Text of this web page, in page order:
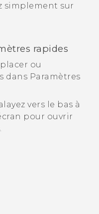
simplement sur
rapides
ou
dans Paramètres
vers le bas à
pour ouvrir
.